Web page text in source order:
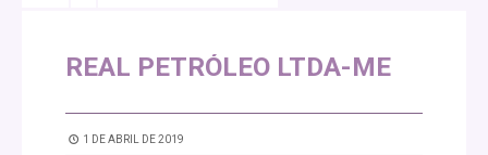
REAL PETRÓLEO LTDA-ME
1 DE ABRIL DE 2019